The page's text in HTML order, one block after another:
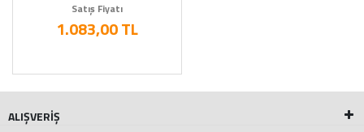
Satış Fiyatı
1.083,00 TL
ALIŞVERİŞ